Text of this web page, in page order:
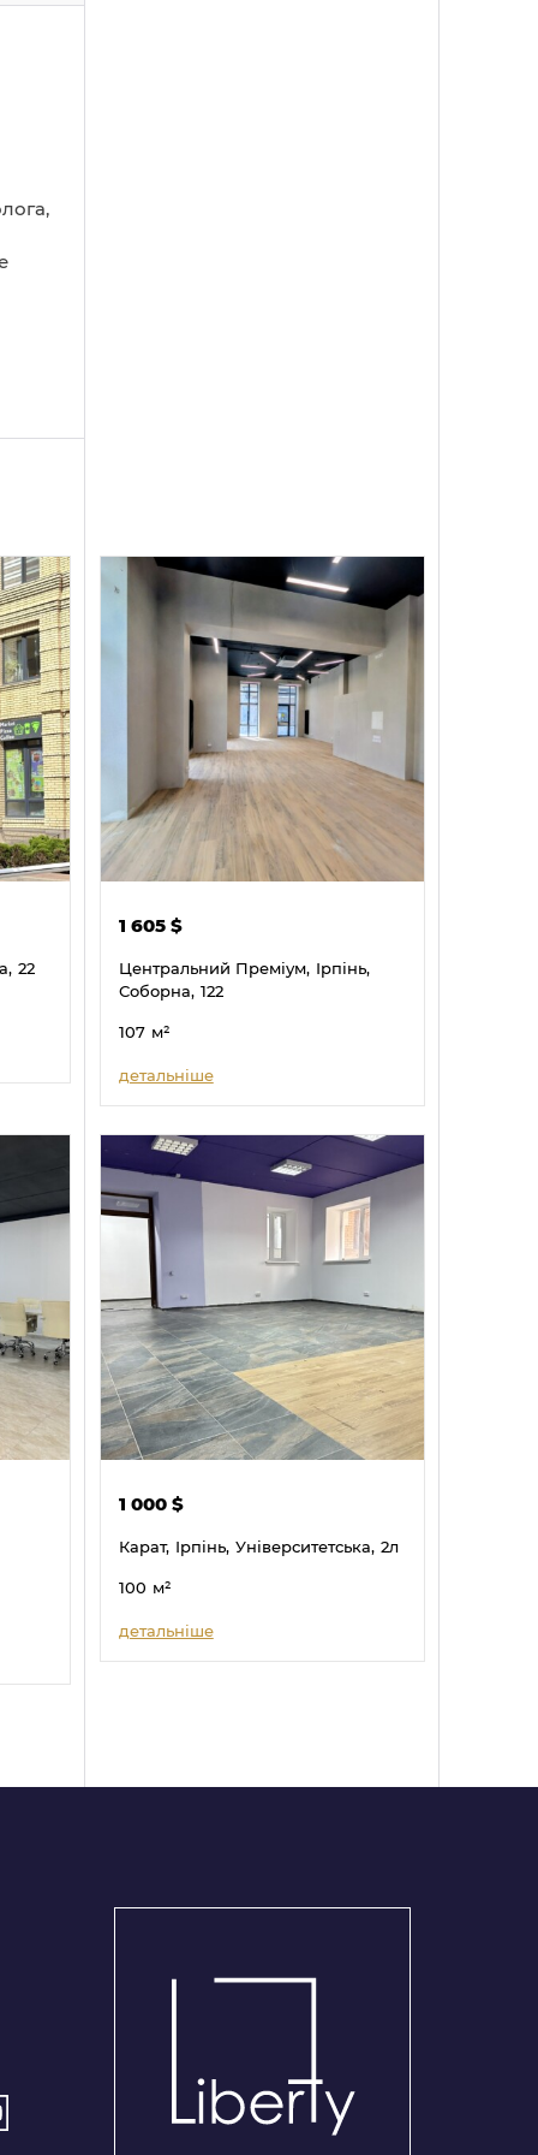
22
1 605 $
Центральний Преміум, Ірпінь,
Соборна, 122
107 м²
детальніше
1 000 $
Карат, Ірпінь, Університетська, 2л
100 м²
детальніше